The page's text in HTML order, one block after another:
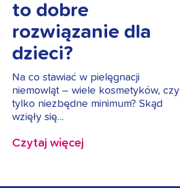
to dobre
rozwiązanie dla
dzieci?
Na co stawiać w pielęgnacji
niemowląt – wiele kosmetyków, czy
tylko niezbędne minimum? Skąd
wzięły się…
Czytaj więcej